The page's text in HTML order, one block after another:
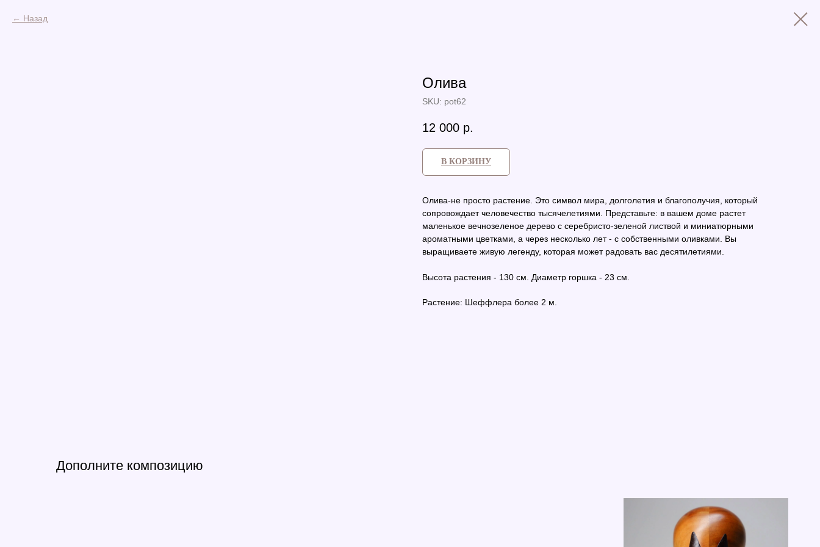
Назад
Олива
SKU: pot62
12 000 р.
В КОРЗИНУ
Олива-не просто растение. Это символ мира, долголетия и благополучия, который
сопровождает человечество тысячелетиями. Представьте: в вашем доме растет
маленькое вечнозеленое дерево с серебристо-зеленой листвой и миниатюрными
ароматными цветками, а через несколько лет - с собственными оливками. Вы
выращиваете живую легенду, которая может радовать вас десятилетиями.
Высота растения - 130 см. Диаметр горшка - 23 см.
Растение: Шеффлера более 2 м.
Дополните композицию